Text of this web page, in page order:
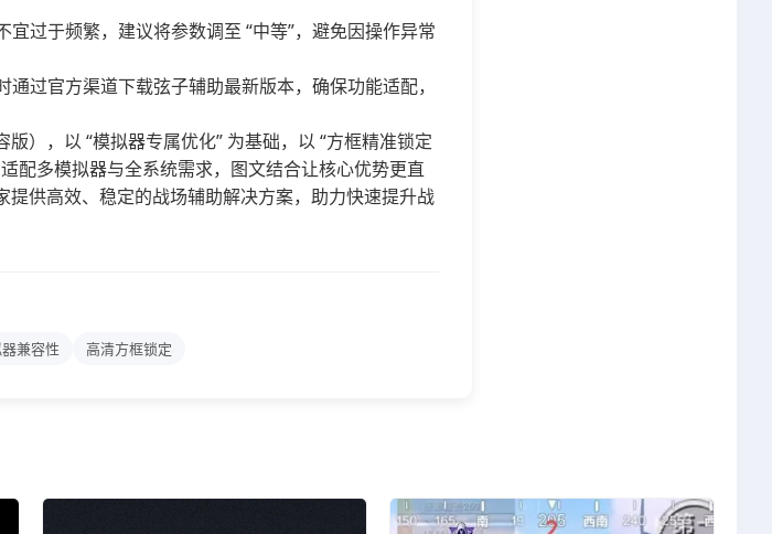
宜过于频繁，建议将参数调至 “中等”，避免因操作异常
过官方渠道下载弦子辅助最新版本，确保功能适配，
），以 “模拟器专属优化” 为基础，以 “方框精准锁定
配多模拟器与全系统需求，图文结合让核心优势更直
供高效、稳定的战场辅助解决方案，助力快速提升战
兼容性 高清方框锁定